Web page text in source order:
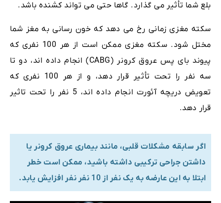
بلع شما تأثیر می گذارد. گاها حتی می تواند کشنده باشد.
سکته مغزی زمانی رخ می دهد که خون رسانی به مغز شما
مختل شود. سکته مغزی ممکن است از هر 100 نفری که
پیوند بای پس عروق کرونر (CABG) انجام داده اند، دو تا
سه نفر را تحت تأثیر قرار دهد، و از هر 100 نفری که
تعویض دریچه آئورت انجام داده اند، 5 نفر را تحت تاثیر
قرار دهد.
اگر سابقه مشکلات قلبی، مانند بیماری عروق کرونر یا
داشتن جراحی ترکیبی داشته باشید، ممکن است خطر
ابتلا به این عارضه به یک نفر از 10 نفر نفر افزایش یابد.